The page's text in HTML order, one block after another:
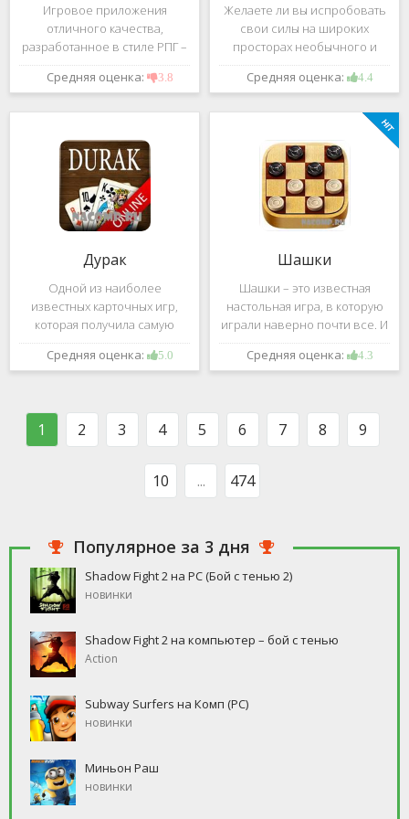
Игровое приложения
отличного качества,
разработанное в стиле РПГ –
это, конечно же, Dark
Avenger. В ней вы сможете
большое количество
проблем на свою
Средняя оценка: 3.8
Желаете ли вы испробовать
свои силы на широких
просторах необычного и
удивительного мира,
который наполнен
Если да, тогда вам к нам. Игра,
которую мы вам предложим
ниже и о
Средняя оценка: 4.4
Дурак
Одной из наиболее
известных карточных игр,
которая получила самую
большую известность среди
всех людей всех возрастных
такого человека, который бы
Средняя оценка: 5.0
Шашки
Шашки – это известная
настольная игра, в которую
играли наверно почти все. И
это не странно. Эта игра
имеет не сложные правила и
свободное время, но
Средняя оценка: 4.3
1 2 3 4 5 6 7 8 9
10 ... 474
Популярное за 3 дня
Shadow Fight 2 на PC (Бой с тенью 2)
новинки
Shadow Fight 2 на компьютер – бой с тенью
Action
Subway Surfers на Комп (PC)
новинки
Миньон Раш
новинки